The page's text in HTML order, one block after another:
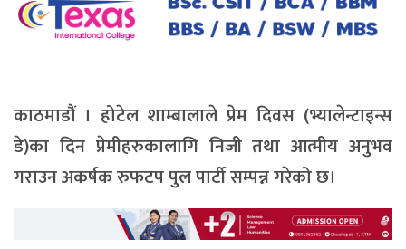
काठमाडौं । होटेल शाम्बालाले प्रेम दिवस (भ्यालेन्टाइन्स
डे)का दिन प्रेमीहरुकालागि निजी तथा आत्मीय अनुभव
गराउन अकर्षक रुफटप पुल पार्टी सम्पन्न गरेको छ।